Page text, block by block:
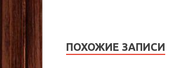
ПОХОЖИЕ ЗАПИСИ